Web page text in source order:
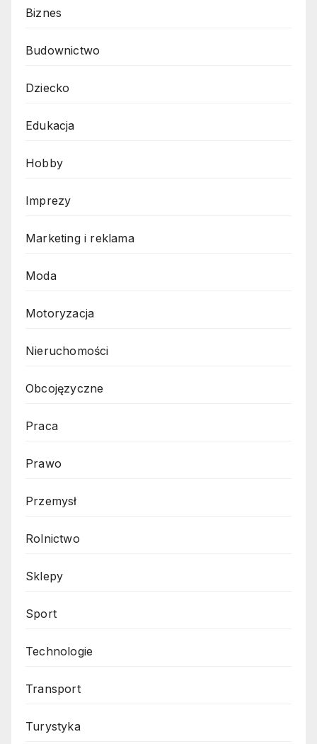
Biznes
Budownictwo
Dziecko
Edukacja
Hobby
Imprezy
Marketing i reklama
Moda
Motoryzacja
Nieruchomości
Obcojęzyczne
Praca
Prawo
Przemysł
Rolnictwo
Sklepy
Sport
Technologie
Transport
Turystyka